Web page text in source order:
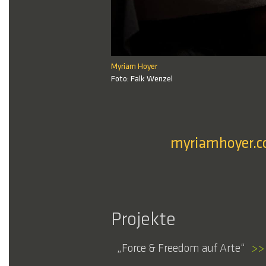
Myriam Hoyer
Foto: Falk Wenzel
Projekte
Force & Freedom auf Arte >>